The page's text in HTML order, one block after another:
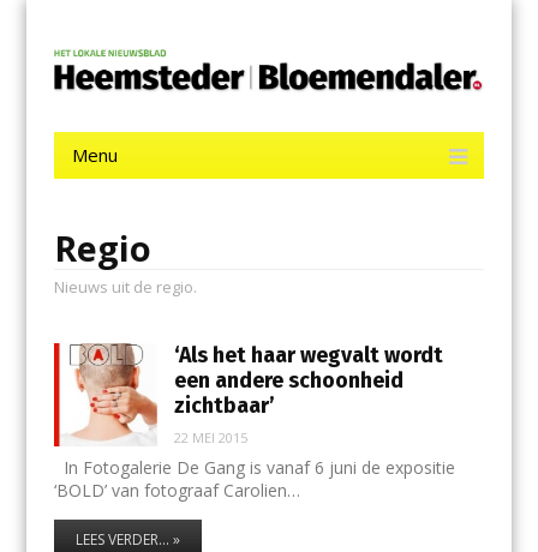
contentDe Heemsteder | Bloemendaler
Menu
Regio
Nieuws uit de regio.
‘Als het haar wegvalt wordt
een andere schoonheid
zichtbaar’
22 MEI 2015
In Fotogalerie De Gang is vanaf 6 juni de expositie
‘BOLD’ van fotograaf Carolien…
LEES VERDER... »